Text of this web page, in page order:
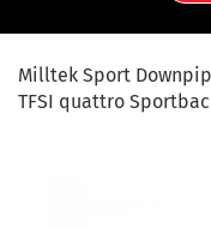
Milltek Sport
TFSI quattro